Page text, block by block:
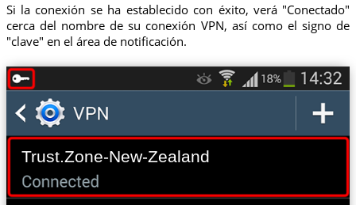
Si la conexión se ha establecido con éxito, verá "Conectado"
cerca del nombre de su conexión VPN, así como el signo de
"clave" en el área de notificación.
Trust.Zone-New-Zealand